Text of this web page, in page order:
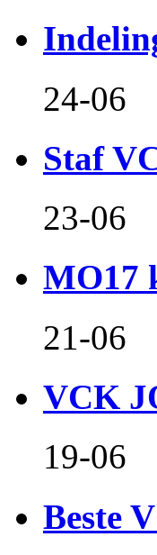
24-06
Staf
23-06
MO17
21-06
VCK
19-06
Beste